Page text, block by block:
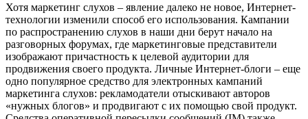
Хотя маркетинг слухов – явление далеко не новое, Интернет-
технологии изменили способ его использования. Кампании
по распространению слухов в наши дни берут начало на
разговорных форумах, где маркетинговые представители
изображают причастность к целевой аудитории для
продвижения своего продукта. Личные Интернет-блоги – еще
одно популярное средство для электронных кампаний
маркетинга слухов: рекламодатели отыскивают авторов
«нужных блогов» и продвигают с их помощью свой продукт.